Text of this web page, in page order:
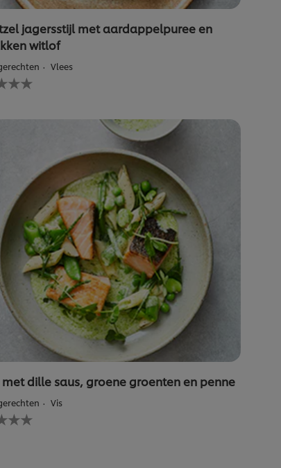
jagersstijl met aardappelpuree en
witlof
Vlees
dille saus, groene groenten en penne
Vis